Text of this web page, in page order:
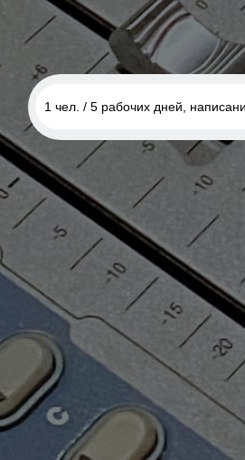
1 чел. / 5 рабочих дней,
3 чел. / 4 часа, запись песни
1 чел. / 5 рабочих дней,
музыки